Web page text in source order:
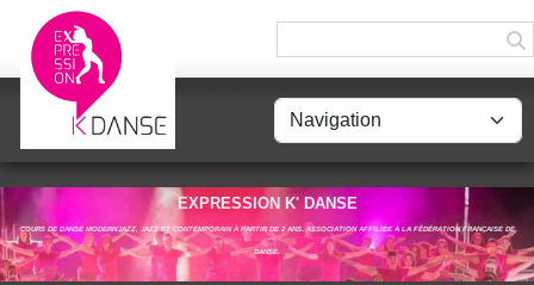
EXPRESSION K' DANSE
COURS DE DANSE MODERN'JAZZ, JAZZ ET CONTEMPORAIN À PARTIR DE 2 ANS. ASSOCIATION AFFILIÉE À LA FÉDÉRATION FRANÇAISE DE
DANSE.
Panneau de gestion des cookies